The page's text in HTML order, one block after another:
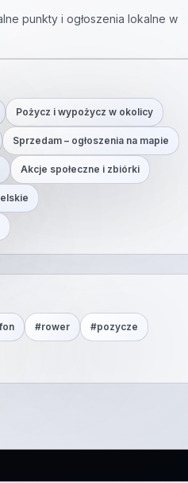
punkty i ogłoszenia lokalne w
Pożycz i wypożycz w okolicy
Sprzedam – ogłoszenia na mapie
Akcje społeczne i zbiórki
#rower #pozycze